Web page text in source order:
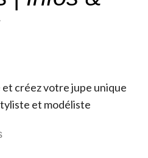
créez votre jupe unique
et modéliste